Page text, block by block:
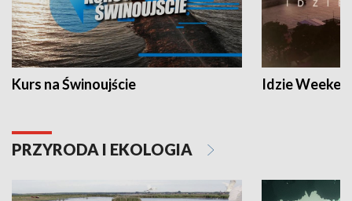
Kurs na Świnoujście Idzie
PRZYRODA I EKOLOGIA